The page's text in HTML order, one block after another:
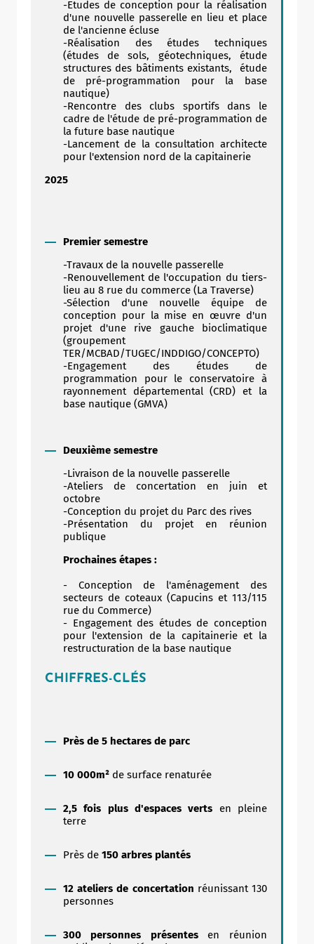
-Etudes de conception pour la réalisation
d'une nouvelle passerelle en lieu et place
de l'ancienne écluse
-Réalisation des études techniques
(études de sols, géotechniques, étude
structures des bâtiments existants, étude
de pré-programmation pour la base
nautique)
-Rencontre des clubs sportifs dans le
cadre de l'étude de pré-programmation de
la future base nautique
-Lancement de la consultation architecte
pour l'extension nord de la capitainerie
2025
Premier semestre
-Travaux de la nouvelle passerelle
-Renouvellement de l'occupation du tiers-
lieu au 8 rue du commerce (La Traverse)
-Sélection d'une nouvelle équipe de
conception pour la mise en œuvre d'un
projet d'une rive gauche bioclimatique
(groupement
TER/MCBAD/TUGEC/INDDIGO/CONCEPTO)
-Engagement des études de
programmation pour le conservatoire à
rayonnement départemental (CRD) et la
base nautique (GMVA)
Deuxième semestre
-Livraison de la nouvelle passerelle
-Ateliers de concertation en juin et
octobre
-Conception du projet du Parc des rives
-Présentation du projet en réunion
publique
Prochaines étapes :
- Conception de l'aménagement des
secteurs de coteaux (Capucins et 113/115
rue du Commerce)
- Engagement des études de conception
pour l'extension de la capitainerie et la
restructuration de la base nautique
CHIFFRES-CLÉS
Près de 5 hectares de parc
10 000m² de surface renaturée
2,5 fois plus d'espaces verts en pleine
terre
Près de 150 arbres plantés
12 ateliers de concertation réunissant 130
personnes
300 personnes présentes en réunion